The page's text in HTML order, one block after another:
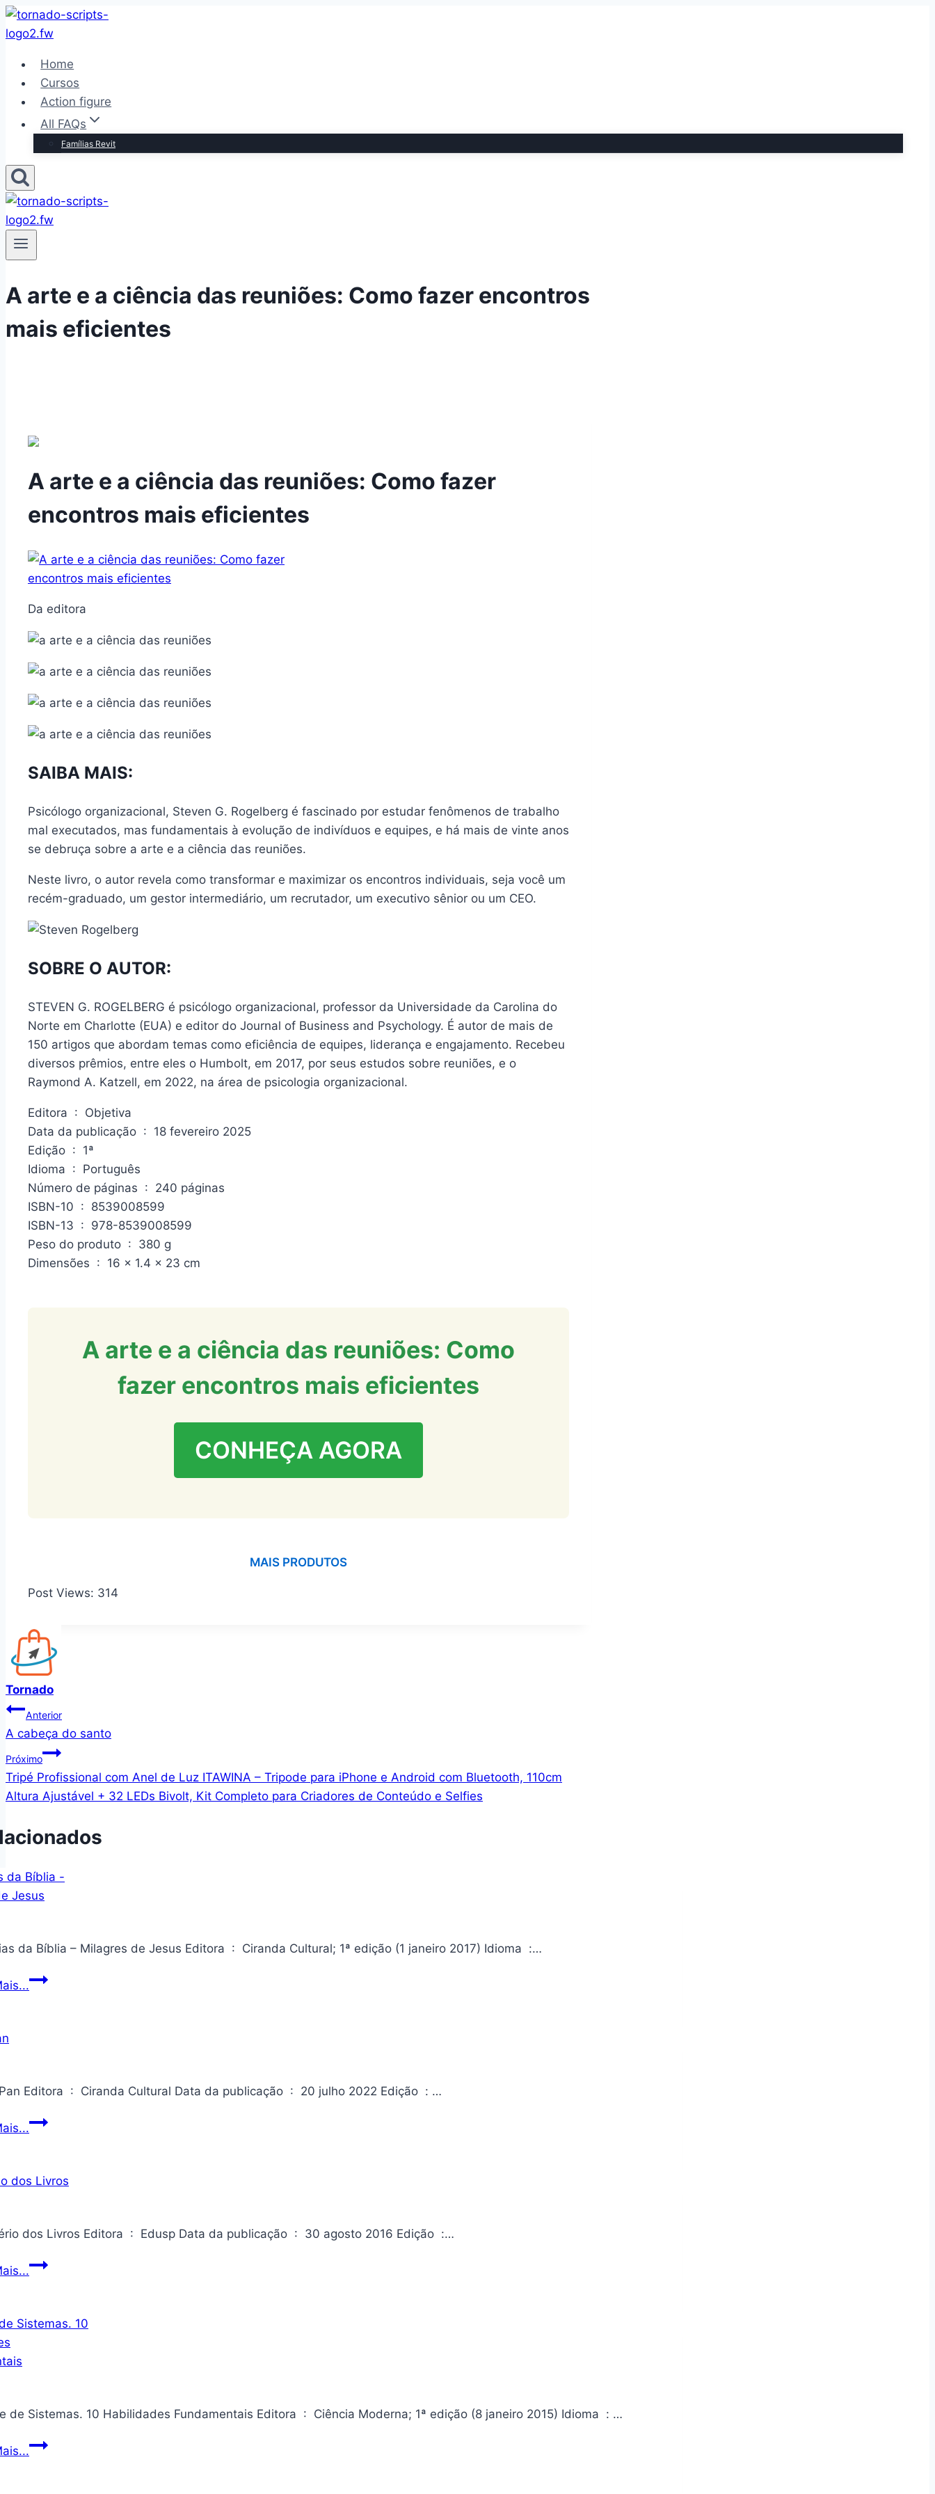
Pular
para
Conteúdo
Home
Cursos
Action figure
All FAQs
Famílias Revit
A arte e a ciência das reuniões: Como fazer encontros
mais eficientes
A arte e a ciência das reuniões: Como fazer
encontros mais eficientes
Da editora
SAIBA MAIS:
Psicólogo organizacional, Steven G. Rogelberg é fascinado por estudar fenômenos de trabalho
mal executados, mas fundamentais à evolução de indivíduos e equipes, e há mais de vinte anos
se debruça sobre a arte e a ciência das reuniões.
Neste livro, o autor revela como transformar e maximizar os encontros individuais, seja você um
recém-graduado, um gestor intermediário, um recrutador, um executivo sênior ou um CEO.
SOBRE O AUTOR:
STEVEN G. ROGELBERG é psicólogo organizacional, professor da Universidade da Carolina do
Norte em Charlotte (EUA) e editor do Journal of Business and Psychology. É autor de mais de
150 artigos que abordam temas como eficiência de equipes, liderança e engajamento. Recebeu
diversos prêmios, entre eles o Humbolt, em 2017, por seus estudos sobre reuniões, e o
Raymond A. Katzell, em 2022, na área de psicologia organizacional.
Editora ‏ : ‎ Objetiva
Data da publicação ‏ : ‎ 18 fevereiro 2025
Edição ‏ : ‎ 1ª
Idioma ‏ : ‎ Português
Número de páginas ‏ : ‎ 240 páginas
ISBN-10 ‏ : ‎ 8539008599
ISBN-13 ‏ : ‎ 978-8539008599
Peso do produto ‏ : ‎ 380 g
Dimensões ‏ : ‎ 16 x 1.4 x 23 cm
A arte e a ciência das reuniões: Como
fazer encontros mais eficientes
CONHEÇA AGORA
MAIS PRODUTOS
Post Views: 314
Tornado
Navegação
de
Post
Anterior
A cabeça do santo
Próximo
Tripé Profissional com Anel de Luz ITAWINA – Tripode para iPhone e Android com Bluetooth, 110cm
Altura Ajustável + 32 LEDs Bivolt, Kit Completo para Criadores de Conteúdo e Selfies
Histórias da Bíblia – Milagres de Jesus Editora ‏ : ‎ Ciranda Cultural; 1ª edição (1 janeiro 2017) Idioma ‏ :…
Histórias
Jesus
Peter Pan Editora ‏ : ‎ Ciranda Cultural Data da publicação ‏ : ‎ 20 julho 2022 Edição ‏ : ‎…
Peter
O Império dos Livros Editora ‏ : ‎ Edusp Data da publicação ‏ : ‎ 30 agosto 2016 Edição ‏ :…
O
Livros
Análise de Sistemas. 10 Habilidades Fundamentais Editora ‏ : ‎ Ciência Moderna; 1ª edição (8 janeiro 2015) Idioma ‏ : ‎…
Análise